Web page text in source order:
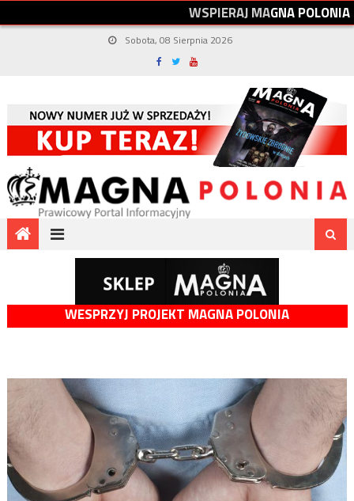
WSPIERAJMAGNAPOLONIA
Sobota, 08 Sierpnia 2026
WESPRZYJ PROJEKT MAGNA POLONIA